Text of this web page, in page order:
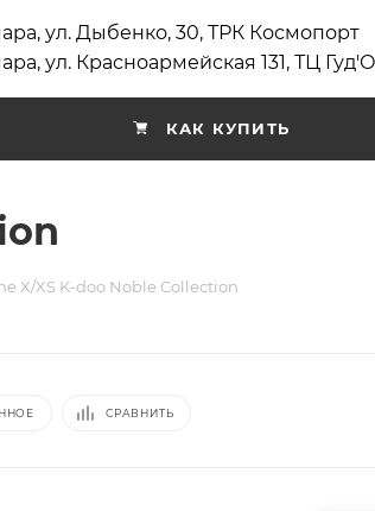
ул. Дыбенко, 30, ТРК Космопорт
ул. Красноармейская 131, ТЦ
КАК КУПИТЬ
X/XS K-doo Noble Collection
СРАВНИТЬ